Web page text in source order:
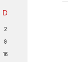
D
2
9
16